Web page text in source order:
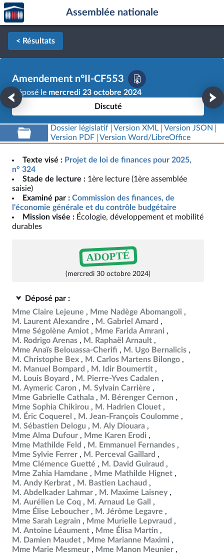
Aller au contenu
Aller en bas de la page
Accèder
à la
page
d'accueil
Assemblée nationale
< Résultats
Amendement n°II-CF553
Déposé le mercredi 23 octobre 2024
Discuté
Dossier législatif Version XML
Version JSON
Version PDF
Version Word/LibreOffice
Texte visé : Projet de loi de finances pour 2025,
n° 324
Stade de lecture : 1ère lecture (1ère assemblée
saisie)
Examiné par : Commission des finances, de
l'économie générale et du contrôle budgétaire
Mission visée : Écologie, développement et mobilité
durables
ADOPTÉ
(mercredi 30 octobre 2024)
Déposé par :
Mme Claire Lejeune
Mme Nadège Abomangoli
M. Laurent Alexandre
M. Gabriel Amard
Mme Ségolène Amiot
Mme Farida Amrani
M. Rodrigo Arenas
M. Raphaël Arnault
Mme Anaïs Belouassa-Cherifi
M. Ugo Bernalicis
M. Christophe Bex
M. Carlos Martens Bilongo
M. Manuel Bompard
M. Idir Boumertit
M. Louis Boyard
M. Pierre-Yves Cadalen
M. Aymeric Caron
M. Sylvain Carrière
Mme Gabrielle Cathala
M. Bérenger Cernon
Mme Sophia Chikirou
M. Hadrien Clouet
M. Éric Coquerel
M. Jean-François Coulomme
M. Sébastien Delogu
M. Aly Diouara
Mme Alma Dufour
Mme Karen Erodi
Mme Mathilde Feld
M. Emmanuel Fernandes
Mme Sylvie Ferrer
M. Perceval Gaillard
Mme Clémence Guetté
M. David Guiraud
Mme Zahia Hamdane
Mme Mathilde Hignet
M. Andy Kerbrat
M. Bastien Lachaud
M. Abdelkader Lahmar
M. Maxime Laisney
M. Aurélien Le Coq
M. Arnaud Le Gall
Mme Élise Leboucher
M. Jérôme Legavre
Mme Sarah Legrain
Mme Murielle Lepvraud
M. Antoine Léaument
Mme Élisa Martin
M. Damien Maudet
Mme Marianne Maximi
Mme Marie Mesmeur
Mme Manon Meunier